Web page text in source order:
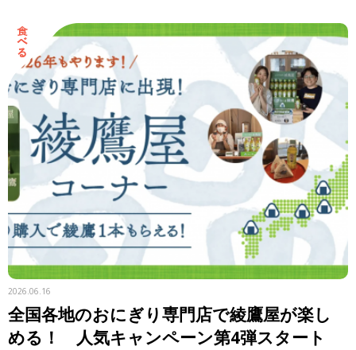
2026.06.16
全国各地のおにぎり専門店で綾鷹屋が楽し
める！ 人気キャンペーン第4弾スタート